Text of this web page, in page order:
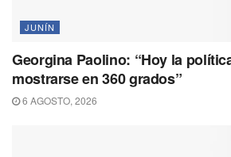
JUNÍN
Georgina Paolino: “Hoy la
mostrarse en 360 grados”
6 AGOSTO, 2026